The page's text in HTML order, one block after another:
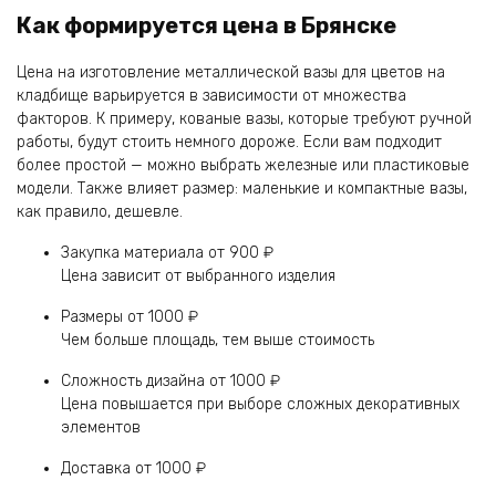
Как формируется цена в Брянске
Цена на изготовление металлической вазы для цветов на
кладбище варьируется в зависимости от множества
факторов. К примеру, кованые вазы, которые требуют ручной
работы, будут стоить немного дороже. Если вам подходит
более простой — можно выбрать железные или пластиковые
модели. Также влияет размер: маленькие и компактные вазы,
как правило, дешевле.
Закупка материала от 900 ₽
Цена зависит от выбранного изделия
Размеры от 1000 ₽
Чем больше площадь, тем выше стоимость
Сложность дизайна от 1000 ₽
Цена повышается при выборе сложных декоративных
элементов
Доставка от 1000 ₽